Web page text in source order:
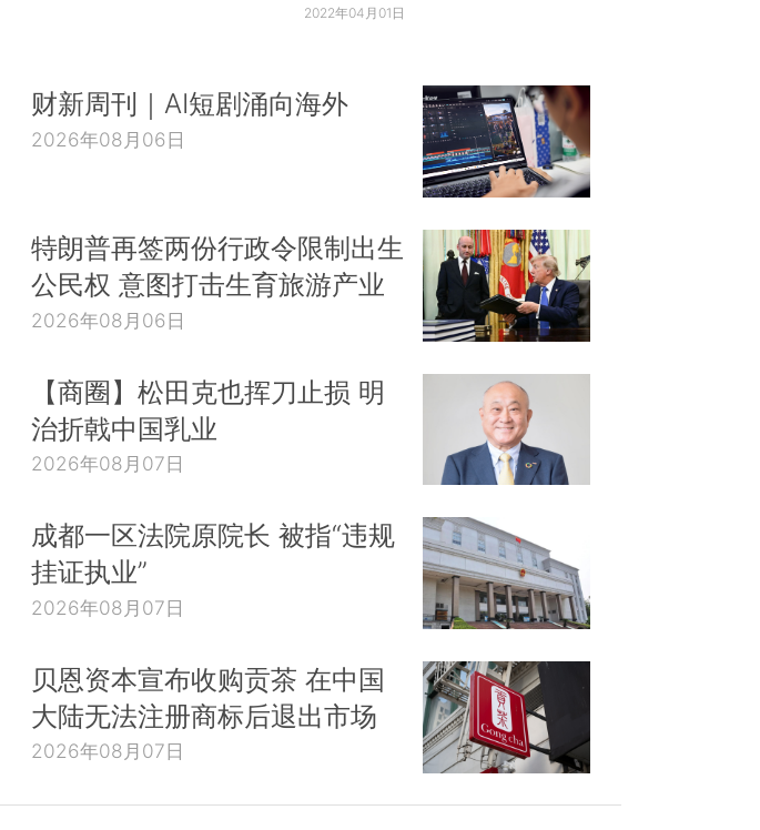
2022年04月01日
财新周刊｜AI短剧涌向海外
2026年08月06日
特朗普再签两份行政令限制出生
公民权 意图打击生育旅游产业
2026年08月06日
【商圈】松田克也挥刀止损 明
治折戟中国乳业
2026年08月07日
成都一区法院原院长 被指“违规
挂证执业”
2026年08月07日
贝恩资本宣布收购贡茶 在中国
大陆无法注册商标后退出市场
2026年08月07日